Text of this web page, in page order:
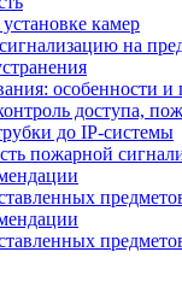
камер
на
особенности
доступа,
до IP-системы
пожарной